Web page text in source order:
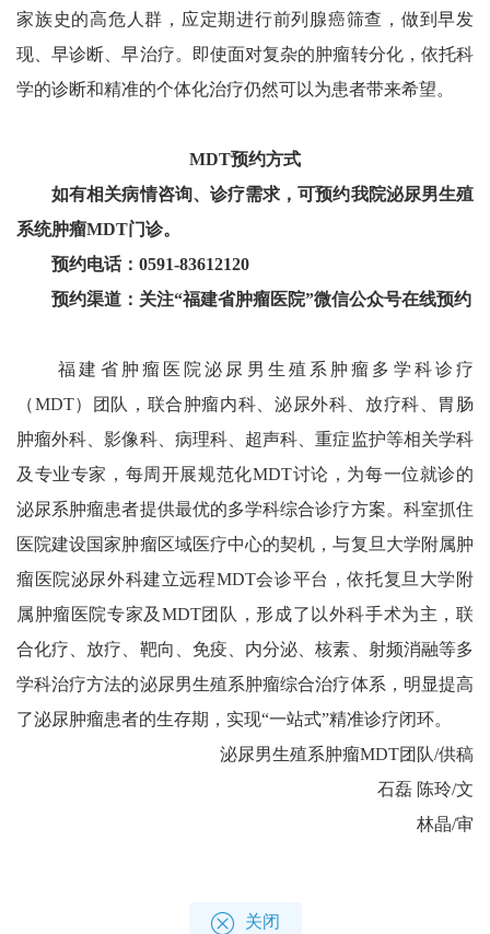
家族史的高危人群，应定期进行前列腺癌筛查，做到早发
现、早诊断、早治疗。即使面对复杂的肿瘤转分化，依托科
学的诊断和精准的个体化治疗仍然可以为患者带来希望。
MDT预约方式
如有相关病情咨询、诊疗需求，可预约我院泌尿男生殖
系统肿瘤MDT门诊。
预约电话：0591-83612120
预约渠道：关注“福建省肿瘤医院”微信公众号在线预约
福建省肿瘤医院泌尿男生殖系肿瘤多学科诊疗
（MDT）团队，联合肿瘤内科、泌尿外科、放疗科、胃肠
肿瘤外科、影像科、病理科、超声科、重症监护等相关学科
及专业专家，每周开展规范化MDT讨论，为每一位就诊的
泌尿系肿瘤患者提供最优的多学科综合诊疗方案。科室抓住
医院建设国家肿瘤区域医疗中心的契机，与复旦大学附属肿
瘤医院泌尿外科建立远程MDT会诊平台，依托复旦大学附
属肿瘤医院专家及MDT团队，形成了以外科手术为主，联
合化疗、放疗、靶向、免疫、内分泌、核素、射频消融等多
学科治疗方法的泌尿男生殖系肿瘤综合治疗体系，明显提高
了泌尿肿瘤患者的生存期，实现“一站式”精准诊疗闭环。
泌尿男生殖系肿瘤MDT团队/供稿
石磊 陈玲/文
林晶/审
关闭